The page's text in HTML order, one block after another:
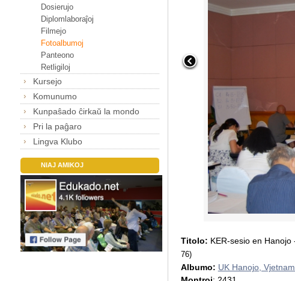
Dosierujo
Diplomlaboraĵoj
Filmejo
Fotoalbumoj
Panteono
Retligiloj
Kursejo
Komunumo
Kunpaŝado ĉirkaŭ la mondo
Pri la paĝaro
Lingva Klubo
NIAJ AMIKOJ
Titolo: KER-sesio en Hanojo
76)
Albumo: UK Hanojo,